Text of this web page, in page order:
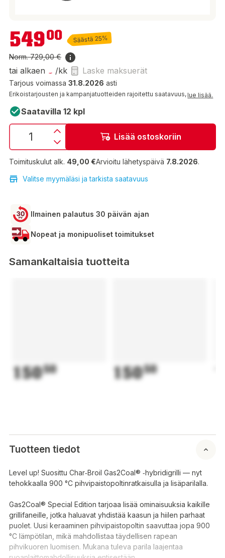
54900 Säästä 25%
Norm.729,00 €
tai alkaen /kk Laske maksuerät
Tarjous voimassa 31.8.2026 asti
Erikoistarjousten ja kampanjatuotteiden rajoitettu saatavuus,lue lisää.
Saatavilla 12 kpl
Lisää ostoskoriin
Toimituskulut alk. 49,00 €Arvioitu lähetyspäivä 7.8.2026.
Valitse myymäläsi ja tarkista saatavuus
Ilmainen palautus 30 päivän ajan
Nopeat ja monipuoliset toimitukset
Samankaltaisia tuotteita
15050 15050
Tuotteen tiedot
Level up! Suosittu Char‑Broil Gas2Coal® ‑hybridigrilli — nyt
tehokkaalla 900 °C pihvipaistopoltinratkaisulla ja lisäparilalla.
Gas2Coal® Special Edition tarjoaa lisää ominaisuuksia kaikille
grillifaneille, jotka haluavat yhdistää kaasun ja hiilen parhaat
puolet. Uusi keraaminen pihvipaistopoltin saavuttaa jopa 900
°C lämpötilan, mikä mahdollistaa täydellisen rapean
pihvikuoren luomisen. Mukana tuleva parila laajentaa